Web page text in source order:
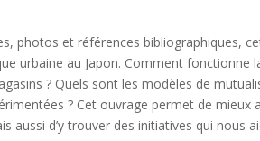
photos et références bibliographiques,
urbaine au Japon. Comment fonctionne
? Quels sont les modèles de
? Cet ouvrage permet de mieux
aussi d’y trouver des initiatives qui nous